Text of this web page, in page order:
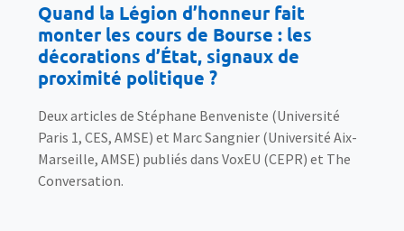
Quand la Légion d’honneur fait
monter les cours de Bourse : les
décorations d’État, signaux de
proximité politique ?
Deux articles de Stéphane Benveniste (Université
Paris 1, CES, AMSE) et Marc Sangnier (Université Aix-
Marseille, AMSE) publiés dans VoxEU (CEPR) et The
Conversation.